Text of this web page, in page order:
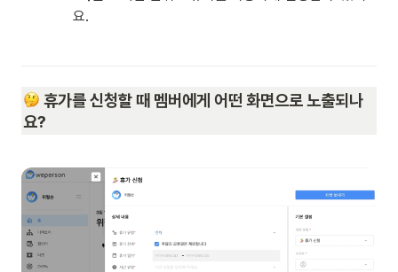
요.
휴가를 신청할 때 멤버에게 어떤 화면으로 노출되나
요?